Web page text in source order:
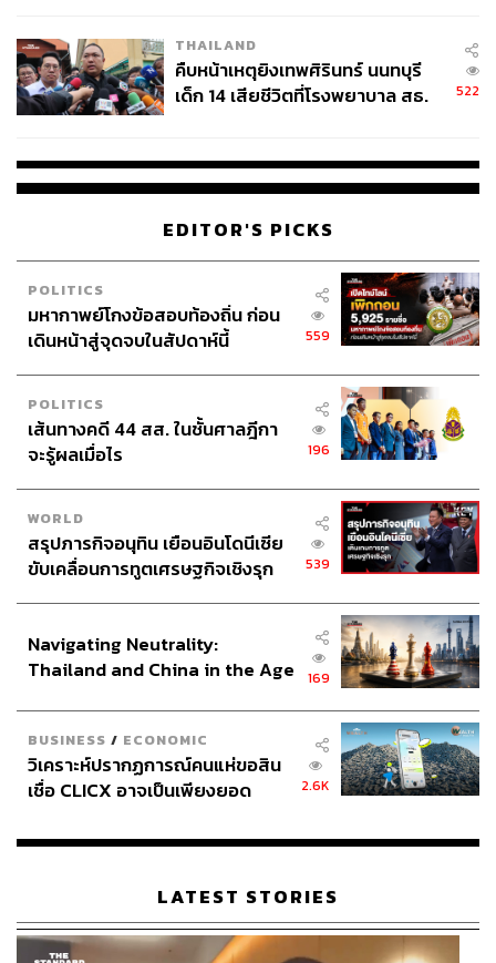
THAILAND
คืบหน้าเหตุยิงเทพศิรินทร์ นนทบุรี
เด็ก 14 เสียชีวิตที่โรงพยาบาล สธ.
522
EDITOR'S PICKS
POLITICS
มหากาพย์โกงข้อสอบท้องถิ่น ก่อน
เดินหน้าสู่จุดจบในสัปดาห์นี้
559
POLITICS
เส้นทางคดี 44 สส. ในชั้นศาลฎีกา
จะรู้ผลเมื่อไร
196
WORLD
สรุปภารกิจอนุทิน เยือนอินโดนีเซีย
ขับเคลื่อนการทูตเศรษฐกิจเชิงรุก
539
Navigating Neutrality:
Thailand and China in the Age
169
BUSINESS / ECONOMIC
วิเคราะห์ปรากฏการณ์คนแห่ขอสิน
เชื่อ CLICX อาจเป็นเพียงยอด
เรือนไทยที่ถูกซุกไว้
2.6K
LATEST STORIES